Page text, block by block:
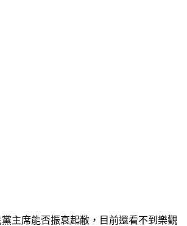
主席能否振衰起敝，目前還看不到樂觀